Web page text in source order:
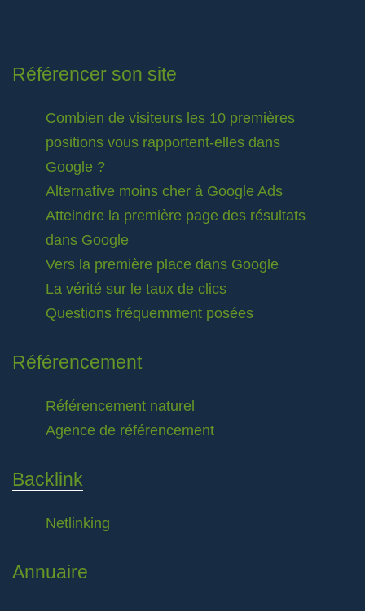
Référencer son site
Combien de visiteurs les 10 premières
positions vous rapportent-elles dans
Google ?
Alternative moins cher à Google Ads
Atteindre la première page des résultats
dans Google
Vers la première place dans Google
La vérité sur le taux de clics
Questions fréquemment posées
Référencement
Référencement naturel
Agence de référencement
Backlink
Netlinking
Annuaire